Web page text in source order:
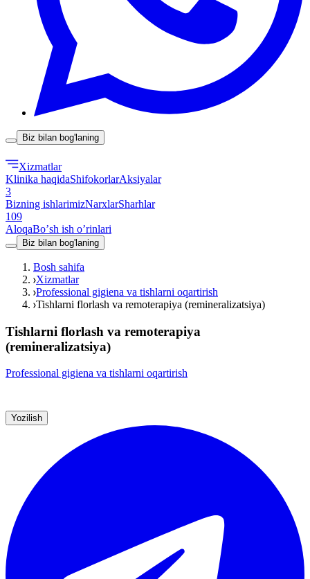
Biz bilan bog'laning
Xizmatlar
Klinika haqidaShifokorlarAksiyalar
3
Bizning ishlarimizNarxlarSharhlar
109
AloqaBoʼsh ish oʼrinlari
Biz bilan bog'laning
Bosh sahifa
Xizmatlar
Professional gigiena va tishlarni oqartirish
Tishlarni florlash va remoterapiya (remineralizatsiya)
Tishlarni florlash va remoterapiya
(remineralizatsiya)
Professional gigiena va tishlarni oqartirish
Yozilish